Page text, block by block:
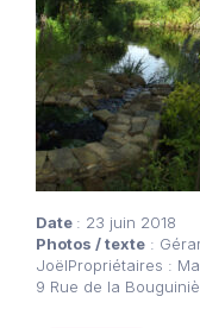
Date : 23 juin 2018
Photos / texte :
JoëlPropriétaires :
9 Rue de la